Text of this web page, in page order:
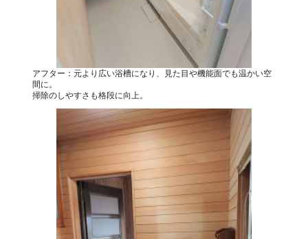
アフター：元より広い浴槽になり、見た目や機能面でも温かい空
間に。
掃除のしやすさも格段に向上。